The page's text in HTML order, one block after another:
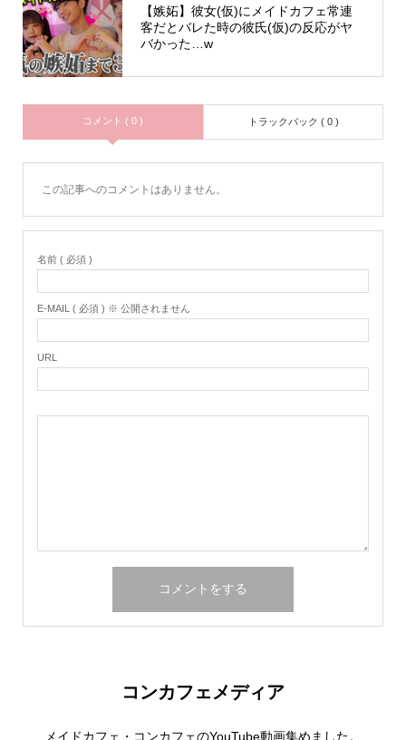
【嫉妬】彼女(仮)にメイドカフェ常連
客だとバレた時の彼氏(仮)の反応がヤ
バかった…w
コメント ( 0 ) トラックバック ( 0 )
この記事へのコメントはありません。
名前 ( 必須 )
E-MAIL ( 必須 ) ※ 公開されません
URL
コンカフェメディア
メイドカフェ・コンカフェのYouTube動画集めました。